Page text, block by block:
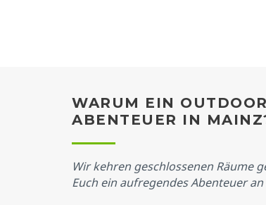
WARUM EIN
ABENTEUER IN
Wir kehren geschlossenen Räume
Euch ein aufregendes Abenteuer